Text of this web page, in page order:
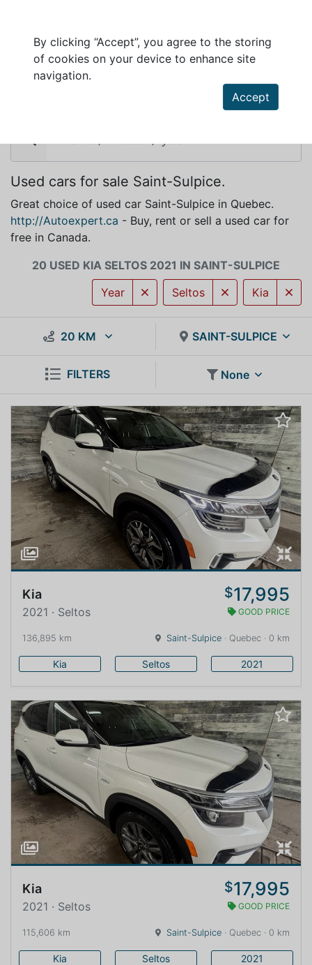
By clicking “Accept”, you agree to the storing
of cookies on your device to enhance site
navigation.
Accept
KIA SELTOS 2021 FOR SALE IN SAINT-
Used cars for sale Saint-Sulpice.
Great choice of used car Saint-Sulpice in Quebec.
http://Autoexpert.ca - Buy, rent or sell a used car for
free in Canada.
20 USED KIA SELTOS 2021 IN SAINT-SULPICE
Kia
Seltos
Year
20 KM SAINT-SULPICE
FILTERS None
Kia $17,995
2021 · Seltos GOOD PRICE
136,895 km Saint-Sulpice · Quebec · 0 km
Kia Seltos 2021
Kia $17,995
2021 · Seltos GOOD PRICE
115,606 km Saint-Sulpice · Quebec · 0 km
Kia Seltos 2021